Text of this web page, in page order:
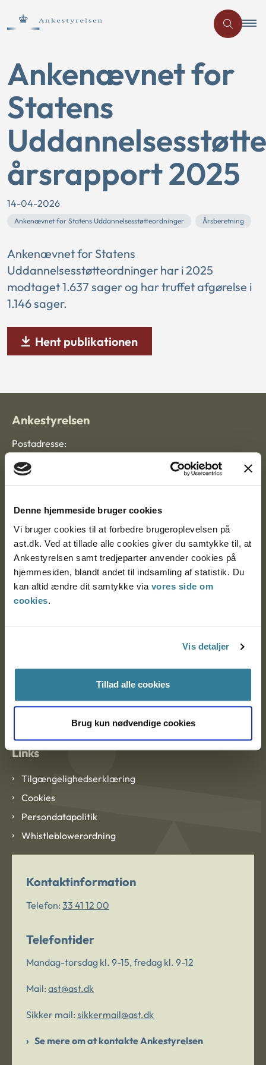
Denne hjemmeside bruger cookies
Vi bruger cookies til at forbedre brugeroplevelsen på
ast.dk. Ved at tillade alle cookies giver du samtykke til, at
Ankestyrelsen samt tredjeparter anvender cookies på
hjemmesiden, blandt andet til indsamling af statistik. Du
kan altid ændre dit samtykke via vores side om
cookies.
Vis detaljer
Tillad alle cookies
Brug kun nødvendige cookies
Ankenævnet for
Statens
årsrapport 2025
14-04-2026
Ankenævnet for Statens Uddannelsesstøtteordninger Årsberetning
Ankenævnet for Statens
Uddannelsesstøtteordninger har i 2025
modtaget 1.637 sager og har truffet afgørelse i
1.146 sager.
Hent publikationen
Ankestyrelsen
Postadresse:
Nytorv 7, 2. sal
9000 Aalborg
Ankestyrelsen Aalborg
Ankestyrelsen København
CVR: 1007 4002
Om Ankestyrelsen
Links
Tilgængelighedserklæring
Cookies
Persondatapolitik
Whistleblowerordning
Kontaktinformation
Telefon: 33 41 12 00
Telefontider
Mandag-torsdag kl. 9-15, fredag kl. 9-12
Mail: ast@ast.dk
Sikker mail: sikkermail@ast.dk
Se mere om at kontakte Ankestyrelsen